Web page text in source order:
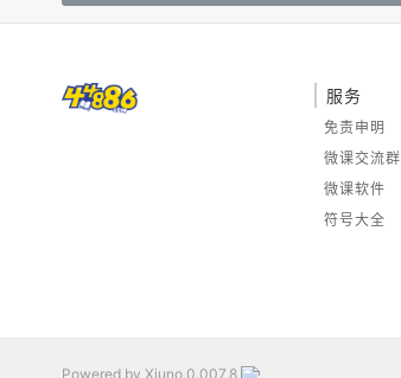
服务
免责申明
微课交流群
微课软件
符号大全
Powered by Xiuno,0.007,8